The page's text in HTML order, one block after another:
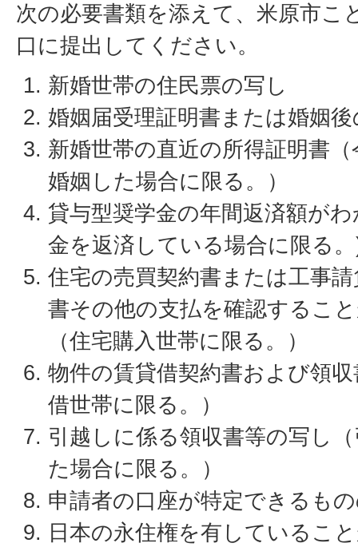
次の必要書類を添えて、米原市こ
口に提出してください。
新婚世帯の住民票の写し
婚姻届受理証明書または婚姻
新婚世帯の直近の所得証明書
婚姻した場合に限る。）
貸与型奨学金の年間返済額が
金を返済している場合に限る
住宅の売買契約書または工事
書その他の支払を確認するこ
（住宅購入世帯に限る。）
物件の賃貸借契約書および領
借世帯に限る。）
引越しに係る領収書等の写し
た場合に限る。）
申請者の口座が特定できるも
日本の永住権を有しているこ